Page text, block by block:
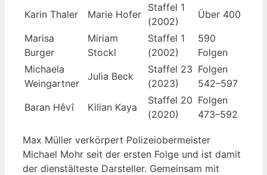
Karin Thaler Marie Hofer
Staffel 1
(2002)
Über 400
Marisa
Burger
Miriam
Stockl
Staffel 1
(2002)
590
Folgen
Michaela
Weingartner
Julia Beck
Staffel 23
(2023)
Folgen
542–597
Baran Hêvî
Kilian Kaya
Staffel 20
(2020)
Folgen
473–592
Max Müller verkörpert Polizeiobermeister
Michael Mohr seit der ersten Folge und ist damit
der dienstälteste Darsteller. Gemeinsam mit